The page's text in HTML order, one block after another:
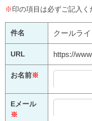
※印の項目は必ずご記入く
件名 クールラ
URL https://
お名前※
Eメール
※